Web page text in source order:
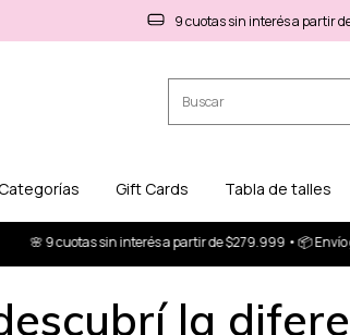
9 cuotas sin interés a partir
Gift Cards Tabla de talles
sin interés a partir de $279.999 • 📦 Envío gratis a
la